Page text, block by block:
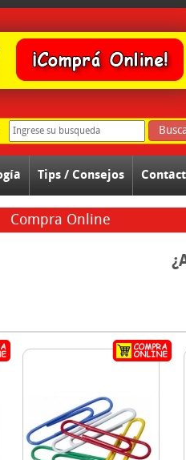
Tips / Consejos
Compra Online